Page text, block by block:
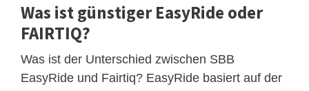
Was ist günstiger EasyRide oder
FAIRTIQ?
Was ist der Unterschied zwischen SBB
EasyRide und Fairtiq? EasyRide basiert auf der